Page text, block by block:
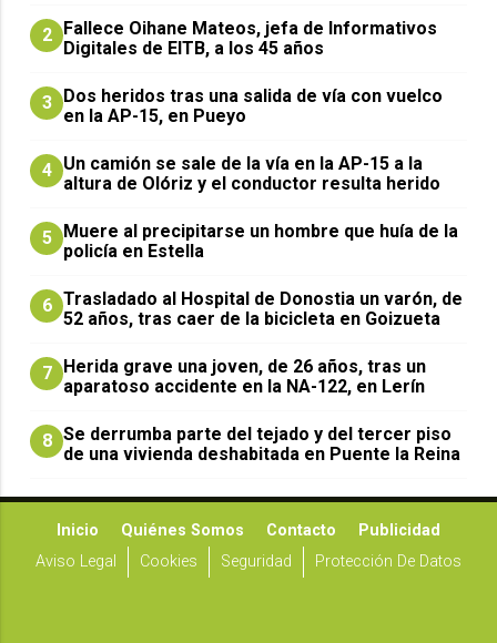
2 Fallece Oihane Mateos, jefa de Informativos
Digitales de EITB, a los 45 años
3 Dos heridos tras una salida de vía con vuelco
en la AP-15, en Pueyo
4 Un camión se sale de la vía en la AP-15 a la
altura de Olóriz y el conductor resulta herido
5 Muere al precipitarse un hombre que huía de la
policía en Estella
6 Trasladado al Hospital de Donostia un varón, de
52 años, tras caer de la bicicleta en Goizueta
7 Herida grave una joven, de 26 años, tras un
aparatoso accidente en la NA-122, en Lerín
8 Se derrumba parte del tejado y del tercer piso
de una vivienda deshabitada en Puente la Reina
Inicio Quiénes Somos Contacto
Publicidad
Aviso Legal
Cookies Seguridad Protección De Datos